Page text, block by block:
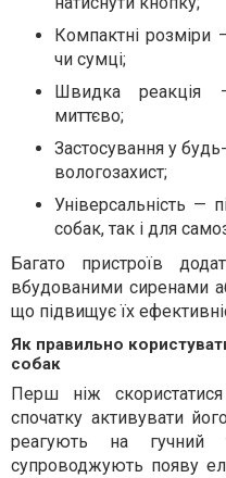
Компактні розміри
чи сумці;
Швидка реакція
миттєво;
Застосування у
вологозахист;
Універсальність —
собак, так і для
Багато пристроїв
вбудованими сиренами
що підвищує їх
Як правильно
собак
Перш ніж
спочатку активувати
реагують на
супроводжують появу